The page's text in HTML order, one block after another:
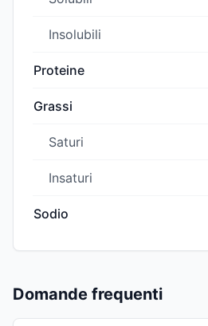
Insolubili
Proteine
Grassi
Saturi
Insaturi
Sodio
Domande frequenti